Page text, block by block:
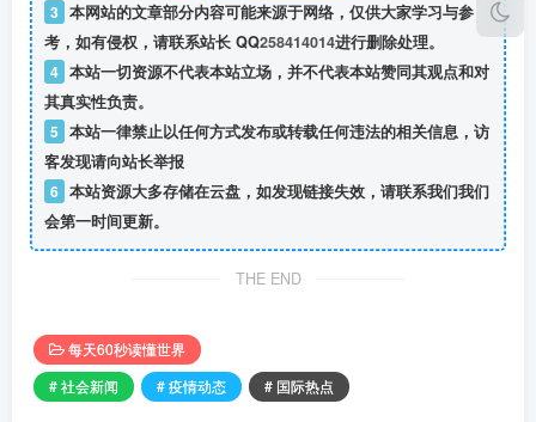
3 本网站的文章部分内容可能来源于网络，仅供大家学习与参
考，如有侵权，请联系站长 QQ258414014进行删除处理。
4 本站一切资源不代表本站立场，并不代表本站赞同其观点和对
其真实性负责。
5 本站一律禁止以任何方式发布或转载任何违法的相关信息，访
客发现请向站长举报
6 本站资源大多存储在云盘，如发现链接失效，请联系我们我们
会第一时间更新。
THE END
每天60秒读懂世界
# 社会新闻
# 疫情动态 # 国际热点